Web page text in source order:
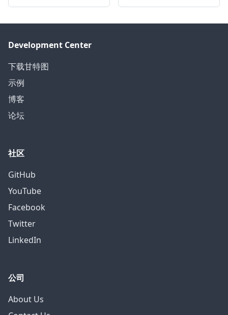
Development Center
下载甘特图
示例
博客
论坛
社区
GitHub
YouTube
Facebook
Twitter
LinkedIn
公司
About Us